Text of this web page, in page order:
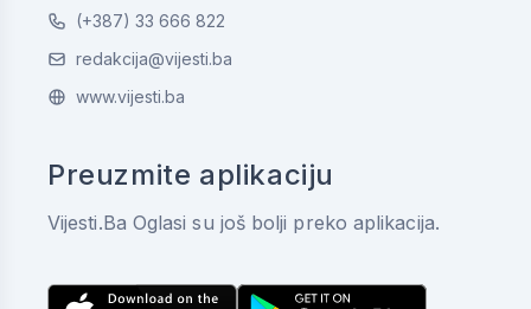
(+387) 33 666 822
redakcija@vijesti.ba
www.vijesti.ba
Preuzmite aplikaciju
Vijesti.Ba Oglasi su još bolji preko aplikacija.